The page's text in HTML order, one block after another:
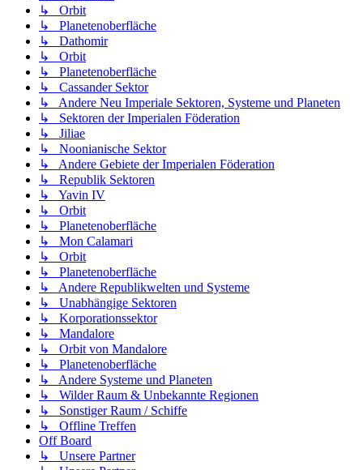
↳ Orbit
↳ Planetenoberfläche
↳ Dathomir
↳ Orbit
↳ Planetenoberfläche
↳ Cassander Sektor
↳ Andere Neu Imperiale Sektoren, Systeme und Planeten
↳ Sektoren der Imperialen Föderation
↳ Jiliae
↳ Noonianische Sektor
↳ Andere Gebiete der Imperialen Föderation
↳ Republik Sektoren
↳ Yavin IV
↳ Orbit
↳ Planetenoberfläche
↳ Mon Calamari
↳ Orbit
↳ Planetenoberfläche
↳ Andere Republikwelten und Systeme
↳ Unabhängige Sektoren
↳ Korporationssektor
↳ Mandalore
↳ Orbit von Mandalore
↳ Planetenoberfläche
↳ Andere Systeme und Planeten
↳ Wilder Raum & Unbekannte Regionen
↳ Sonstiger Raum / Schiffe
↳ Offline Treffen
Off Board
↳ Unsere Partner